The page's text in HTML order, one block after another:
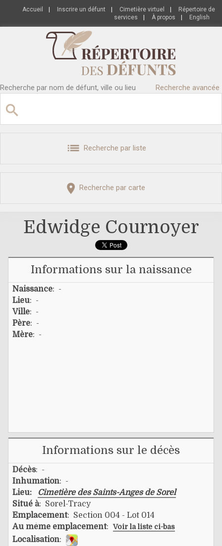
Accueil Inscrire un défunt Cimetière virtuel
Répertoire de
services
À propos English
Recherche par nom de défunt, ville ou lieu Recherche avancée
Recherche par liste
Recherche par carte
Edwidge Cournoyer
Informations sur la naissance
Naissance: -
Lieu: -
Ville: -
Père: -
Mère: -
Informations sur le décès
Décès: -
Inhumation: -
Lieu:
Cimetière des Saints-Anges de Sorel
Situé à: Sorel-Tracy
Emplacement: Section 004 - Lot 014
Au même emplacement: Voir la liste ci-bas
Localisation: